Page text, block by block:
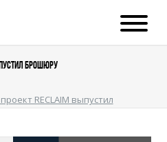
БРОШЮРУ
RECLAIM выпустил